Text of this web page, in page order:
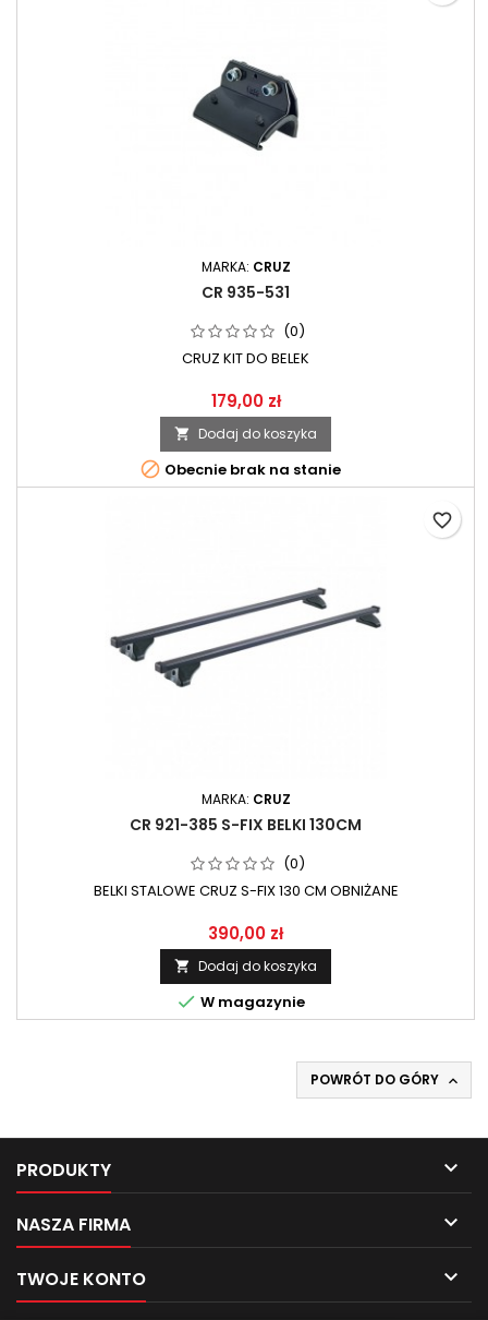
MARKA: CRUZ
CR 935-531
(0)
CRUZ KIT DO BELEK
179,00 zł
 Dodaj do koszyka
 Obecnie brak na stanie
MARKA: CRUZ
CR 921-385 S-FIX BELKI 130CM
(0)
BELKI STALOWE CRUZ S-FIX 130 CM OBNIŻANE
390,00 zł
 Dodaj do koszyka
 W magazynie
favorite_border
POWRÓT DO GÓRY 
PRODUKTY 
NASZA FIRMA 
TWOJE KONTO 